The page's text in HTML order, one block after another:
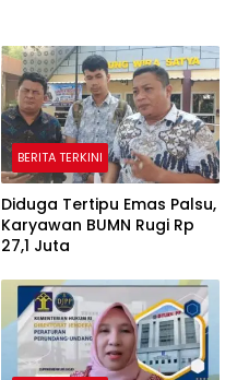
BERITA TERKINI
Diduga Tertipu Emas Palsu,
Karyawan BUMN Rugi Rp
27,1 Juta